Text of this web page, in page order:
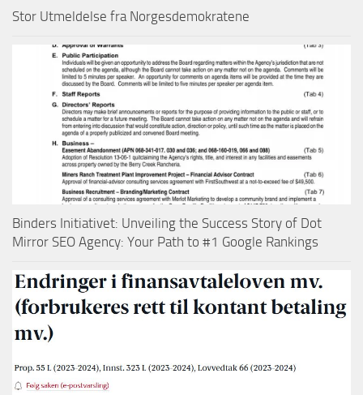
Stor Utmeldelse fra Norgesdemokratene
Binders Initiativet: Unveiling the Success Story of Dot
Mirror SEO Agency: Your Path to #1 Google Rankings